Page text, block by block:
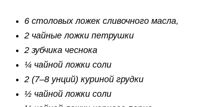
6 столовых ложек сливочного масла,
2 чайные ложки петрушки
2 зубчика чеснока
¼ чайной ложки соли
2 (7–8 унций) куриной грудки
½ чайной ложки соли